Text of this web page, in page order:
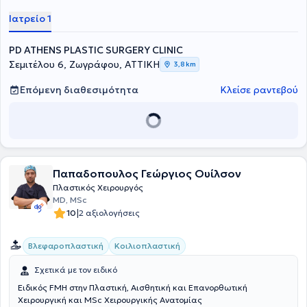
Ιατρείο 1
PD ATHENS PLASTIC SURGERY CLINIC
Σεμιτέλου 6, Ζωγράφου, ΑΤΤΙΚΗ
3,8 km
Επόμενη διαθεσιμότητα Κλείσε ραντεβού
Παπαδοπουλος Γεώργιος Ουίλσον
Πλαστικός Χειρουργός
MD, MSc
10|2 αξιολογήσεις
Βλεφαροπλαστική Κοιλιοπλαστική
Σχετικά με τον ειδικό
Ειδικός FMH στην Πλαστική, Αισθητική και Επανορθωτική
Χειρουργική και MSc Χειρουργικής Ανατομίας